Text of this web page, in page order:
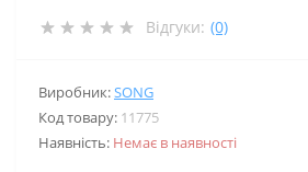
Відгуки: (0)
Виробник:SONG
Код товару: 11775
Наявність: Немає в наявності